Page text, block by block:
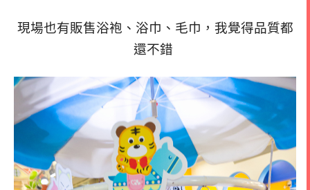
現場也有販售浴袍、浴巾、毛巾，我覺得品質都
還不錯